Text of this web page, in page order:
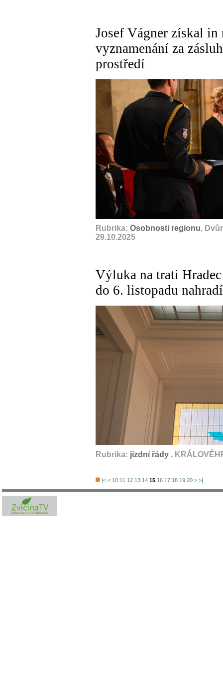
Josef Vágner získal in
vyznamenání za
prostředí
Rubrika: Osobnosti regionu,
29.10.2025
Výluka na trati
do 6. listopadu
Rubrika: jízdní řády ,
|< < 10 11 12 13 14 15 16 17 18 19 20 > >|